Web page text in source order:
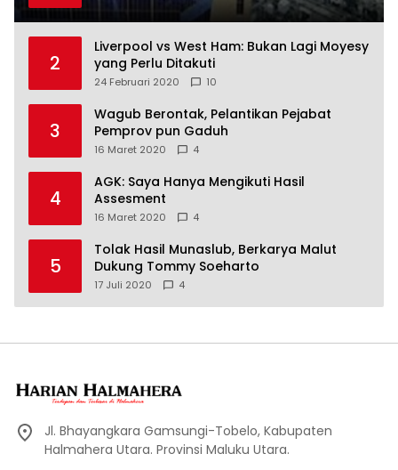
2
Liverpool vs West Ham: Bukan Lagi Moyesy
yang Perlu Ditakuti
24 Februari 2020 10
3
Wagub Berontak, Pelantikan Pejabat
Pemprov pun Gaduh
16 Maret 2020 4
4
AGK: Saya Hanya Mengikuti Hasil
Assesment
16 Maret 2020 4
5
Tolak Hasil Munaslub, Berkarya Malut
Dukung Tommy Soeharto
17 Juli 2020 4
Jl. Bhayangkara Gamsungi-Tobelo, Kabupaten
Halmahera Utara. Provinsi Maluku Utara.